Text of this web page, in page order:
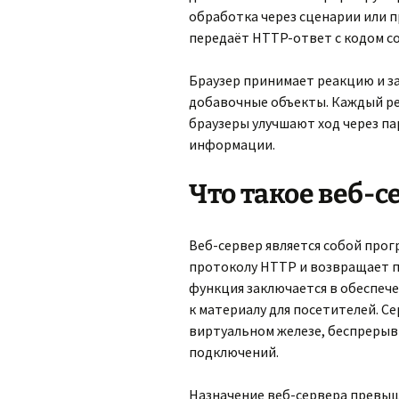
обработка через сценарии или
передаёт HTTP-ответ с кодом
Браузер принимает реакцию и
добавочные объекты. Каждый
браузеры улучшают ход через
информации.
Что такое веб-
Веб-сервер является собой
протоколу HTTP и возвращает
функция заключается в
к материалу для посетителей.
виртуальном железе,
подключений.
Назначение веб-сервера